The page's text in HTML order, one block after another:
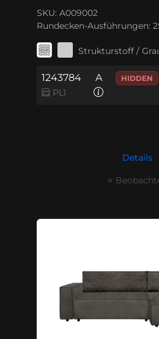
SKU: A009002
Rundecken-Ausführungen:
Strukturstoff /
1243784
PL1
A HIDDEN
Details
⭐